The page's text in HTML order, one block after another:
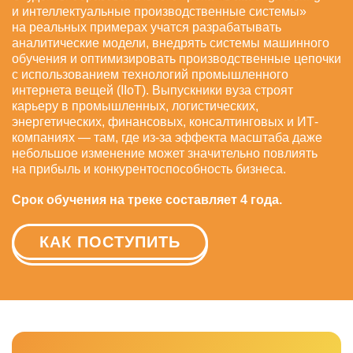
и интеллектуальные производственные системы»
на реальных примерах учатся разрабатывать
аналитические модели, внедрять системы машинного
обучения и оптимизировать производственные цепочки
с использованием технологий промышленного
интернета вещей (IIoT). Выпускники вуза строят
карьеру в промышленных, логистических,
энергетических, финансовых, консалтинговых и ИТ-
компаниях — там, где из-за эффекта масштаба даже
небольшое изменение может значительно повлиять
на прибыль и конкурентоспособность бизнеса.
Срок обучения на треке составляет 4 года.
КАК ПОСТУПИТЬ